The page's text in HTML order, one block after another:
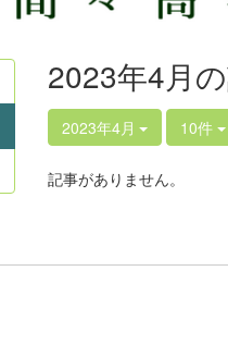
2023年4月
2023年4月 10件
記事がありません。